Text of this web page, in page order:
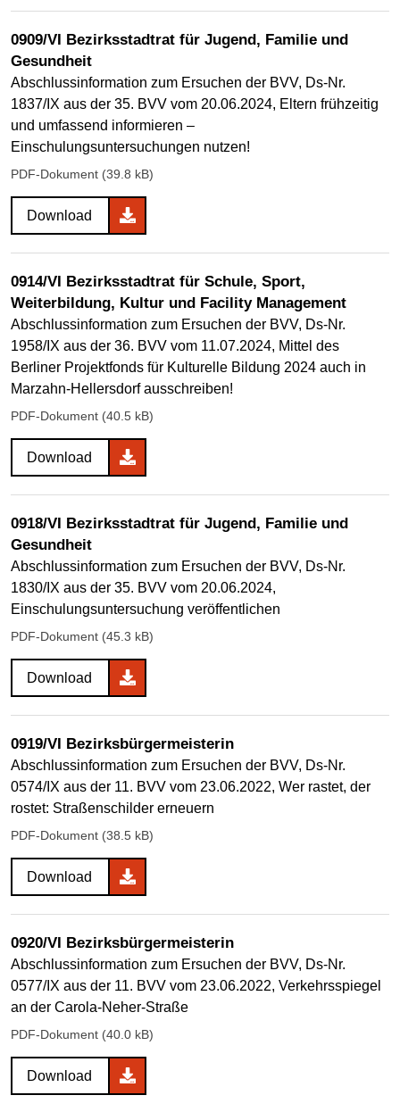
0909/VI Bezirksstadtrat für Jugend, Familie und
Gesundheit
Abschlussinformation zum Ersuchen der BVV, Ds-Nr.
1837/IX aus der 35. BVV vom 20.06.2024, Eltern frühzeitig
und umfassend informieren –
Einschulungsuntersuchungen nutzen!
PDF-Dokument (39.8 kB)
Download
0914/VI Bezirksstadtrat für Schule, Sport,
Weiterbildung, Kultur und Facility Management
Abschlussinformation zum Ersuchen der BVV, Ds-Nr.
1958/IX aus der 36. BVV vom 11.07.2024, Mittel des
Berliner Projektfonds für Kulturelle Bildung 2024 auch in
Marzahn-Hellersdorf ausschreiben!
PDF-Dokument (40.5 kB)
Download
0918/VI Bezirksstadtrat für Jugend, Familie und
Gesundheit
Abschlussinformation zum Ersuchen der BVV, Ds-Nr.
1830/IX aus der 35. BVV vom 20.06.2024,
Einschulungsuntersuchung veröffentlichen
PDF-Dokument (45.3 kB)
Download
0919/VI Bezirksbürgermeisterin
Abschlussinformation zum Ersuchen der BVV, Ds-Nr.
0574/IX aus der 11. BVV vom 23.06.2022, Wer rastet, der
rostet: Straßenschilder erneuern
PDF-Dokument (38.5 kB)
Download
0920/VI Bezirksbürgermeisterin
Abschlussinformation zum Ersuchen der BVV, Ds-Nr.
0577/IX aus der 11. BVV vom 23.06.2022, Verkehrsspiegel
an der Carola-Neher-Straße
PDF-Dokument (40.0 kB)
Download